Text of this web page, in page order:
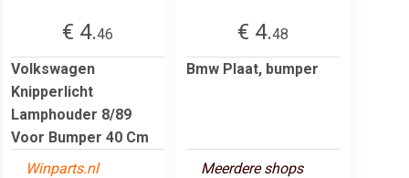
€ 4.46
Volkswagen
Knipperlicht
Lamphouder 8/89
Voor Bumper 40 Cm
Winparts.nl
€ 4.48
Bmw Plaat, bumper
Meerdere shops